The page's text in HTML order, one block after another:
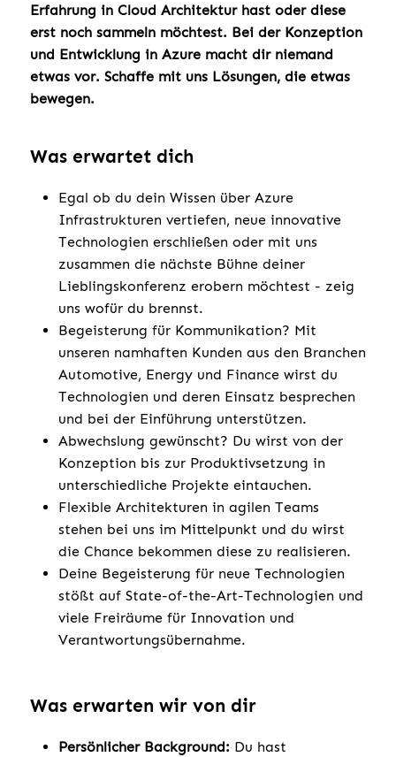
Erfahrung in Cloud Architektur hast oder diese
erst noch sammeln möchtest. Bei der Konzeption
und Entwicklung in Azure macht dir niemand
etwas vor. Schaffe mit uns Lösungen, die etwas
bewegen.
Was erwartet dich
Egal ob du dein Wissen über Azure
Infrastrukturen vertiefen, neue innovative
Technologien erschließen oder mit uns
zusammen die nächste Bühne deiner
Lieblingskonferenz erobern möchtest - zeig
uns wofür du brennst.
Begeisterung für Kommunikation? Mit
unseren namhaften Kunden aus den Branchen
Automotive, Energy und Finance wirst du
Technologien und deren Einsatz besprechen
und bei der Einführung unterstützen.
Abwechslung gewünscht? Du wirst von der
Konzeption bis zur Produktivsetzung in
unterschiedliche Projekte eintauchen.
Flexible Architekturen in agilen Teams
stehen bei uns im Mittelpunkt und du wirst
die Chance bekommen diese zu realisieren.
Deine Begeisterung für neue Technologien
stößt auf State-of-the-Art-Technologien und
viele Freiräume für Innovation und
Verantwortungsübernahme.
Was erwarten wir von dir
Persönlicher Background: Du hast